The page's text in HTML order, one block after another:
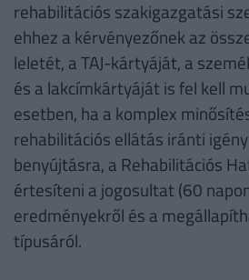
rehabilitációs szakigazgatási
ehhez a kérvényezőnek az
leletét, a TAJ-kártyáját, a
és a lakcímkártyáját is fel kell
esetben, ha a komplex
rehabilitációs ellátás iránti
benyújtásra, a Rehabilitációs
értesíteni a jogosultat (60
eredményekről és a
típusáról.